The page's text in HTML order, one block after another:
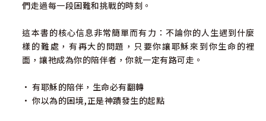
們走過每一段困難和挑戰的時刻。
這本書的核心信息非常簡單而有力：不論你的人生遇到什麼
樣的難處，有再大的問題，只要你讓耶穌來到你生命的裡
面，讓祂成為你的陪伴者，你就一定有路可走。
• 有耶穌的陪伴，生命必有翻轉
• 你以為的困境,正是神蹟發生的起點